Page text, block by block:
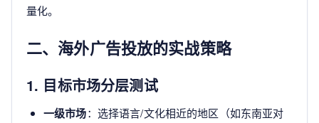
量化。
二、海外广告投放的实战策略
1. 目标市场分层测试
一级市场：选择语言/文化相近的地区（如东南亚对